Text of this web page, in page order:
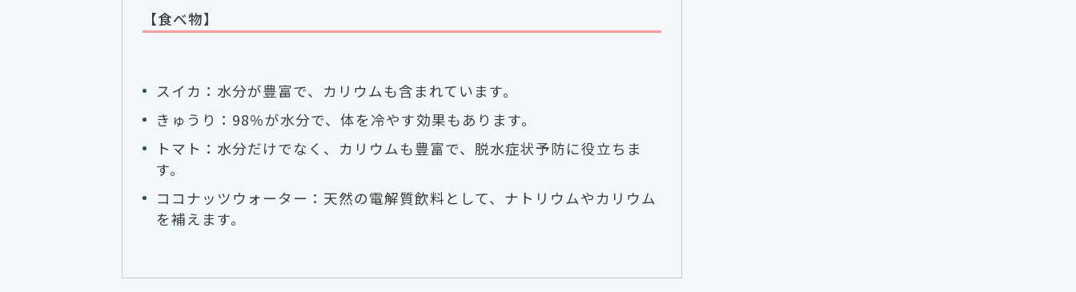
【食べ物】
スイカ：水分が豊富で、カリウムも含まれています。
きゅうり：98％が水分で、体を冷やす効果もあります。
トマト：水分だけでなく、カリウムも豊富で、脱水症状予防に役立ちま
す。
ココナッツウォーター：天然の電解質飲料として、ナトリウムやカリウム
を補えます。